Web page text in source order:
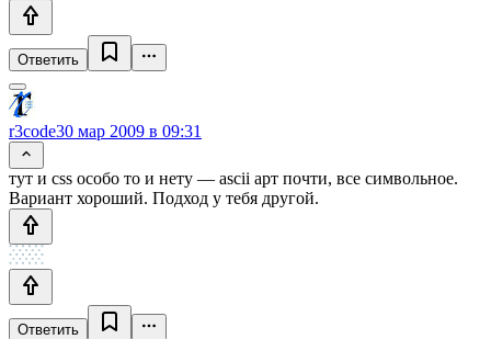
Ответить
r3code30 мар 2009 в 09:31
тут и css особо то и нету — ascii арт почти, все символьное.
Вариант хороший. Подход у тебя другой.
Ответить